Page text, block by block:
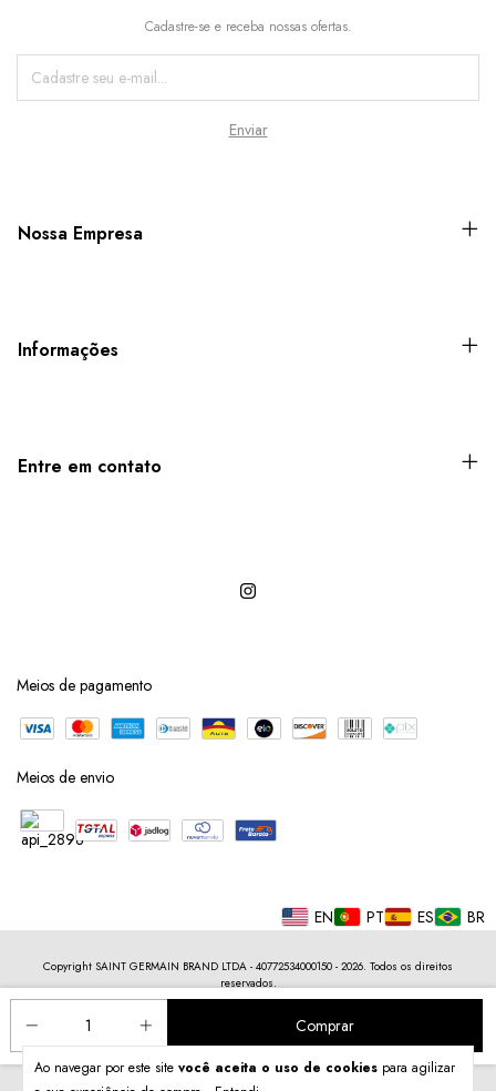
Ao navegar por este site você aceita o uso de cookies para agilizar
Cadastre-se e receba nossas ofertas.
Nossa Empresa
Informações
Entre em contato
Meios de pagamento
Meios de envio
EN PT ES BR
Copyright SAINT GERMAIN BRAND LTDA - 40772534000150 - 2026. Todos os direitos
reservados.